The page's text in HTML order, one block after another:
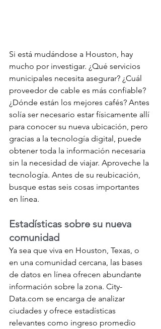
Si está mudándose a Houston, hay
mucho por investigar. ¿Qué servicios
municipales necesita asegurar? ¿Cuál
proveedor de cable es más confiable?
¿Dónde están los mejores cafés? Antes
solía ser necesario estar físicamente allí
para conocer su nueva ubicación, pero
gracias a la tecnología digital, puede
obtener toda la información necesaria
sin la necesidad de viajar. Aproveche la
tecnología. Antes de su reubicación,
busque estas seis cosas importantes
en línea.
Estadísticas sobre su nueva
comunidad
Ya sea que viva en Houston, Texas, o
en una comunidad cercana, las bases
de datos en línea ofrecen abundante
información sobre la zona. City-
Data.com se encarga de analizar
ciudades y ofrece estadísticas
relevantes como ingreso promedio